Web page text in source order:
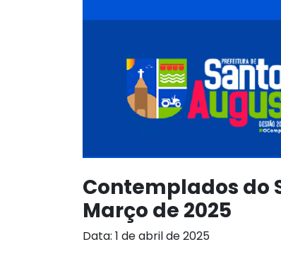
Contemplados do
Março de 2025
Data: 1 de abril de 2025